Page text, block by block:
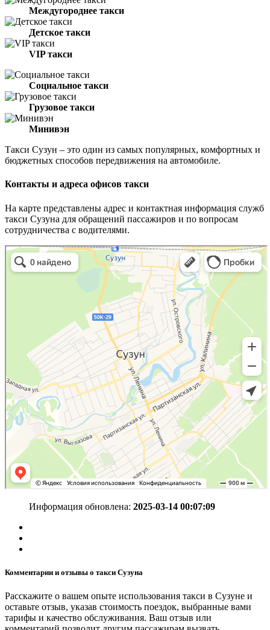
Междугороднее такси
Детское такси
VIP такси
Социальное такси
Грузовое такси
Минивэн
Такси Сузун – это один из самых популярных, комфортных и
бюджетных способов передвижения на автомобиле.
Контакты и адреса офисов такси
На карте представлены адрес и контактная информация служб
такси Сузуна для обращений пассажиров и по вопросам
сотрудничества с водителями.
Информация обновлена: 2025-03-14 00:07:09
Комментарии и отзывы о такси Сузуна
Расскажите о вашем опыте использования такси в Сузуне и
оставьте отзыв, указав стоимость поездок, выбранные вами
тарифы и качество обслуживания. Ваш отзыв или